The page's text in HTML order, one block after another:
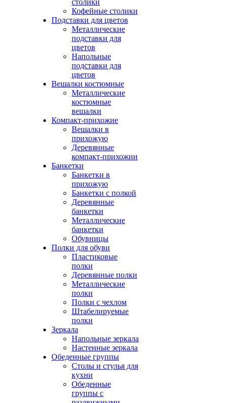
столики
Кофейные столики
Подставки для цветов
Металлические
подставки для
цветов
Напольные
подставки для
цветов
Вешалки костюмные
Металлические
костюмные
вешалки
Компакт-прихожие
Вешалки в
прихожую
Деревянные
компакт-прихожии
Банкетки
Банкетки в
прихожую
Банкетки с полкой
Деревянные
банкетки
Металлические
банкетки
Обувницы
Полки для обуви
Пластиковые
полки
Деревянные полки
Металлические
полки
Полки с чехлом
Штабелируемые
полки
Зеркала
Напольные зеркала
Настенные зеркала
Обеденные группы
Столы и стулья для
кухни
Обеденные
группы с